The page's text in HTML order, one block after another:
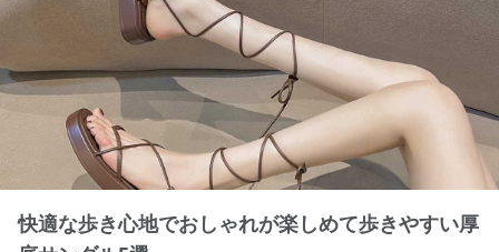
快適な歩き心地でおしゃれが楽しめて歩きやすい厚